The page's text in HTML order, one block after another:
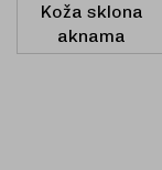
Koža sklona
aknama